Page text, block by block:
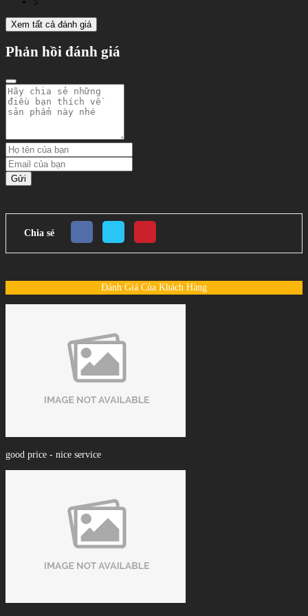
Xem tất cả đánh giá
Phản hồi đánh giá
Gửi
Chia sẻ
Đánh Giá Của Khách Hàng
good price - nice service